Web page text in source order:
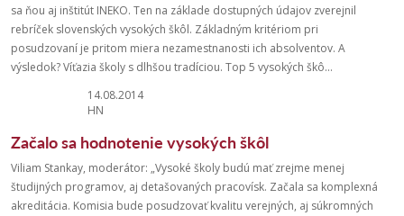
sa ňou aj inštitút INEKO. Ten na základe dostupných údajov zverejnil
rebríček slovenských vysokých škôl. Základným kritériom pri
posudzovaní je pritom miera nezamestnanosti ich absolventov. A
výsledok? Víťazia školy s dlhšou tradíciou. Top 5 vysokých škô...
14.08.2014
HN
Začalo sa hodnotenie vysokých škôl
Viliam Stankay, moderátor: „Vysoké školy budú mať zrejme menej
študijných programov, aj detašovaných pracovísk. Začala sa komplexná
akreditácia. Komisia bude posudzovať kvalitu verejných, aj súkromných